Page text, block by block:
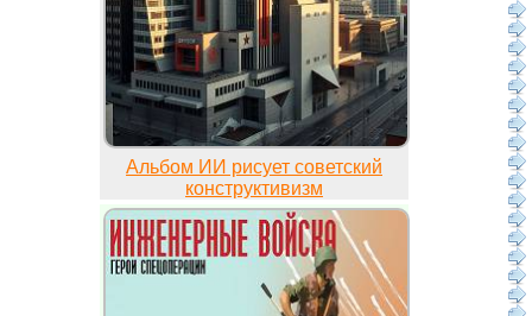
Альбом ИИ рисует советский
конструктивизм